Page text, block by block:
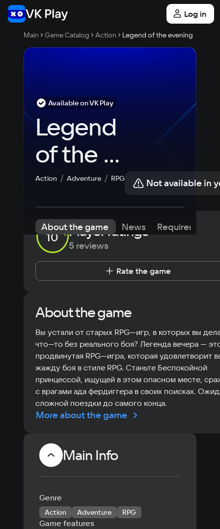
Log in
Main Game Catalog Action Legend of the evening
Available on VK Play
Legend
of the
evening
Action Adventure RPG Not available in
About the game News Requirements
10 Player ratings
5 reviews
Rate the game
About the game
Вы устали от старых RPG—игр, в которых вы
что—то без реального боя? Легенда вечера —
продвинутая RPG—игра, которая удовлетворит
жажду боя в стиле RPG. Станьте Беспокойной
принцессой, ищущей в этом опасном месте,
с врагами ада фердиггера в своих поисках.
сложной поездки до самого конца.
More about the game
Main Info
Genre
Action Adventure RPG
Game features